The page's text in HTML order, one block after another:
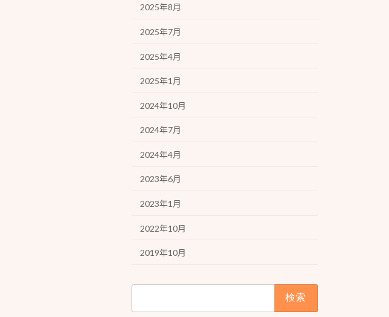
2025年8月
2025年7月
2025年4月
2025年1月
2024年10月
2024年7月
2024年4月
2023年6月
2023年1月
2022年10月
2019年10月